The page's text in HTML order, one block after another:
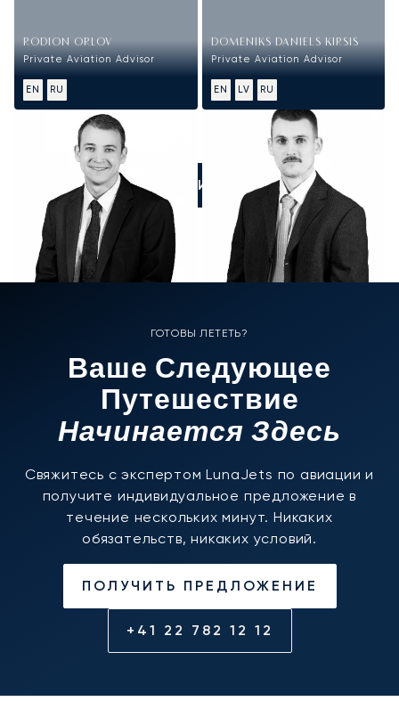
RODION ORLOV
Private Aviation Advisor
EN RU
DOMENIKS DANIELS KIRSIS
Private Aviation Advisor
EN LV RU
ПОЗВОНИТЕ НАМ
ГОТОВЫ ЛЕТЕТЬ?
Ваше Следующее
Путешествие
Начинается Здесь
Свяжитесь с экспертом LunaJets по авиации и
получите индивидуальное предложение в
течение нескольких минут. Никаких
обязательств, никаких условий.
ПОЛУЧИТЬ ПРЕДЛОЖЕНИЕ
+41 22 782 12 12